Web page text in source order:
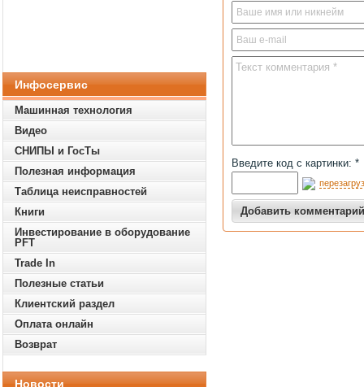
Введите код с картинки: *
Инфосервис
Машинная технология
Видео
СНИПЫ и ГосТы
Полезная информация
Таблица неисправностей
Книги
Инвестирование в оборудование
PFT
Trade In
Полезные статьи
Клиентский раздел
Оплата онлайн
Возврат
Новости